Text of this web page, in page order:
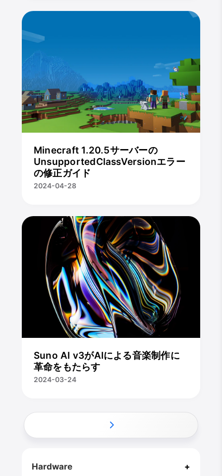
Minecraft 1.20.5サーバーの
UnsupportedClassVersionエラー
の修正ガイド
2024-04-28
Suno AI v3がAIによる音楽制作に
革命をもたらす
2024-03-24
CloseX
Hardware +